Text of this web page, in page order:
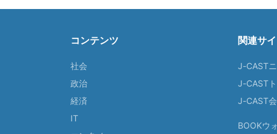
コンテンツ
社会
政治
経済
IT
関連サ
J-CAST
J-CAST
J-CAST
BOOKウ